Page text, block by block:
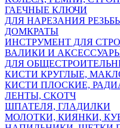
ГАЕЧНЫЕ КЛЮЧИ
ДЛЯ НАРЕЗАНИЯ
ДОМКРАТЫ
ИНСТРУМЕНТ ДЛЯ
ВАЛИКИ И
ДЛЯ
КИСТИ КРУГЛЫЕ,
КИСТИ ПЛОСКИЕ,
ЛЕНТЫ, СКОТЧ
ШПАТЕЛЯ, ГЛАДИЛКИ
МОЛОТКИ, КИЯНКИ,